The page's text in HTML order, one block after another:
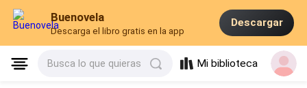
Buenovela
Descarga el libro gratis en la app
Descargar
Busca lo que quieras Mi biblioteca